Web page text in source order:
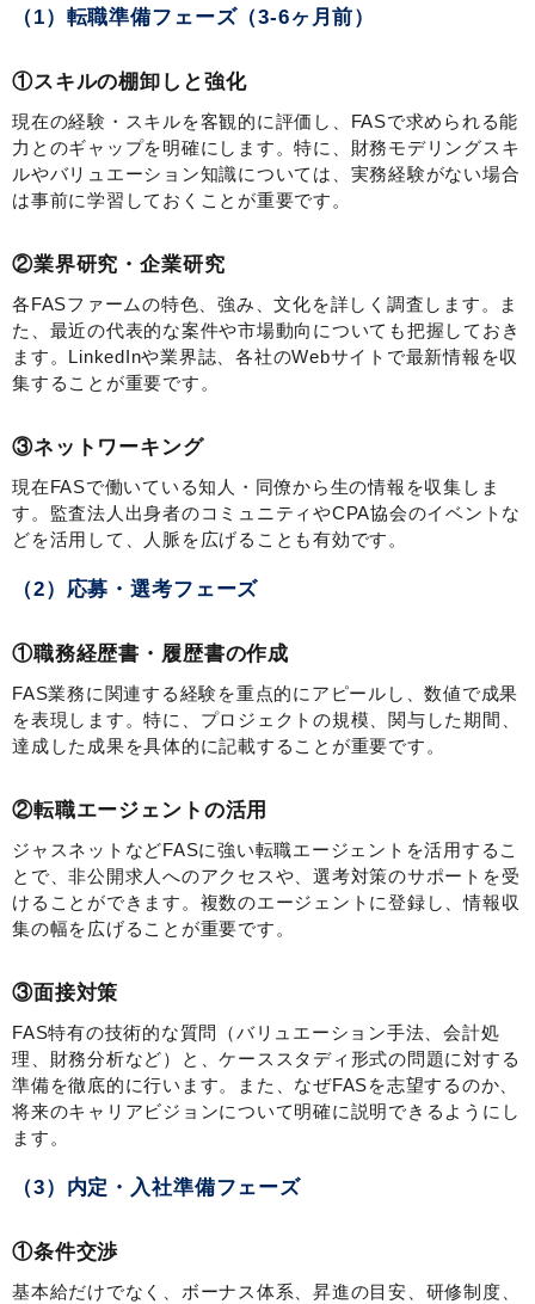
（1）転職準備フェーズ（3-6ヶ月前）
①スキルの棚卸しと強化
現在の経験・スキルを客観的に評価し、FASで求められる能
力とのギャップを明確にします。特に、財務モデリングスキ
ルやバリュエーション知識については、実務経験がない場合
は事前に学習しておくことが重要です。
②業界研究・企業研究
各FASファームの特色、強み、文化を詳しく調査します。ま
た、最近の代表的な案件や市場動向についても把握しておき
ます。LinkedInや業界誌、各社のWebサイトで最新情報を収
集することが重要です。
③ネットワーキング
現在FASで働いている知人・同僚から生の情報を収集しま
す。監査法人出身者のコミュニティやCPA協会のイベントな
どを活用して、人脈を広げることも有効です。
（2）応募・選考フェーズ
①職務経歴書・履歴書の作成
FAS業務に関連する経験を重点的にアピールし、数値で成果
を表現します。特に、プロジェクトの規模、関与した期間、
達成した成果を具体的に記載することが重要です。
②転職エージェントの活用
ジャスネットなどFASに強い転職エージェントを活用するこ
とで、非公開求人へのアクセスや、選考対策のサポートを受
けることができます。複数のエージェントに登録し、情報収
集の幅を広げることが重要です。
③面接対策
FAS特有の技術的な質問（バリュエーション手法、会計処
理、財務分析など）と、ケーススタディ形式の問題に対する
準備を徹底的に行います。また、なぜFASを志望するのか、
将来のキャリアビジョンについて明確に説明できるようにし
ます。
（3）内定・入社準備フェーズ
①条件交渉
基本給だけでなく、ボーナス体系、昇進の目安、研修制度、